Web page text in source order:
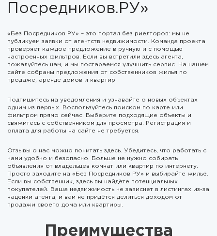
Посредников.РУ»
«Без Посредников РУ» – это портал без риелторов: мы не
публикуем заявки от агентств недвижимости. Команда проекта
проверяет каждое предложение в ручную и с помощью
настроенных фильтров. Если вы встретили здесь агента,
пожалуйтесь нам, и мы постараемся улучшить сервис. На нашем
сайте собраны предложения от собственников жилья по
продаже, аренде домов и квартир.
Подпишитесь на уведомления и узнавайте о новых объектах
одним из первых. Воспользуйтесь поиском по карте или
фильтром прямо сейчас. Выберите подходящие объекты и
свяжитесь с собственником для просмотра. Регистрация и
оплата для работы на сайте не требуется.
Отзывы о нас можно почитать здесь. Убедитесь, что работать с
нами удобно и безопасно. Больше не нужно собирать
объявления от владельцев комнат или квартир по интернету.
Просто заходите на «Без Посредников РУ» и выбирайте жильё.
Если вы собственник, здесь вы найдёте потенциальных
покупателей. Ваша недвижимость не зависнет в листингах из-за
наценки агента, и вам не придётся делиться доходом от
продажи своего дома или квартиры.
Преимущества